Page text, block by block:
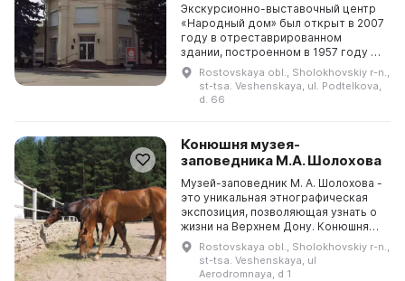
Экскурсионно-выставочный центр
«Народный дом» был открыт в 2007
году в отреставрированном
здании, построенном в 1957 году на
месте первого на Дону театра
колхозной молодежи. Здесь жители
Донского края...
Rostovskaya obl., Sholokhovskiy r-n.,
st-tsa. Veshenskaya, ul. Podtelkova,
d. 66
Конюшня музея-
заповедника М.А. Шолохова
Музей-заповедник М. А. Шолохова -
это уникальная этнографическая
экспозиция, позволяющая узнать о
жизни на Верхнем Дону. Конюшня
открылась в 2004 году. Во время
экскурсии посетители могут
посмотреть, ...
Rostovskaya obl., Sholokhovskiy r-n.,
st-tsa. Veshenskaya, ul
Aerodromnaya, d 1